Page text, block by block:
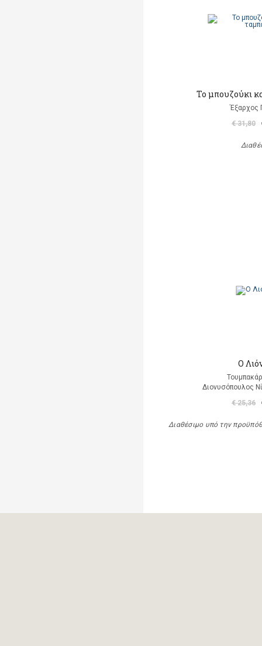
Το μπουζούκι
Έξαρχος
€ 31,80
Ο
Διονυσόπουλος
€ 25,36
Διαθέσιμο υπό την